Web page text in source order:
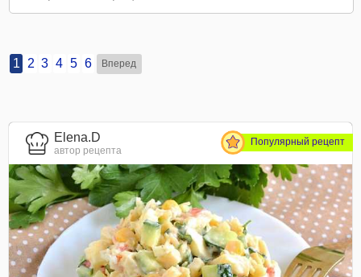
1 2 3 4 5 6 Вперед
Elena.D
автор рецепта
Популярный рецепт